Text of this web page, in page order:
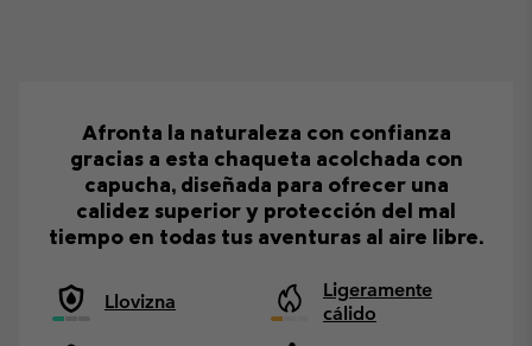
Afronta la naturaleza con confianza
gracias a esta chaqueta acolchada con
capucha, diseñada para ofrecer una
calidez superior y protección del mal
tiempo en todas tus aventuras al aire libre.
Llovizna
Ligeramente
cálido